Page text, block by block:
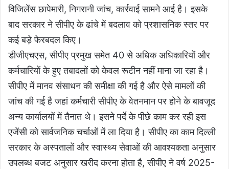
विजिलेंस छापेमारी, निगरानी जांच, कार्रवाई सामने आई है। इसके
बाद सरकार ने सीपीए के ढांचे में बदलाव को प्रशासनिक स्तर पर
कई बड़े फेरबदल किए।
डीजीएचएस, सीपीए प्रमुख समेत 40 से अधिक अधिकारियों और
कर्मचारियों के हुए तबादलों को केवल रूटीन नहीं माना जा रहा है।
सीपीए में मानव संसाधन की समीक्षा की गई है और ऐसे मामलों की
जांच की गई है जहां कर्मचारी सीपीए के वेतनमान पर होने के बावजूद
अन्य कार्यालयों में तैनात थे। इसने पर्दे के पीछे काम कर रही इस
एजेंसी को सार्वजनिक चर्चाओं में ला दिया है। सीपीए का काम दिल्ली
सरकार के अस्पतालों और स्वास्थ्य सेवाओं की आवश्यकता अनुसार
उपलब्ध बजट अनुसार खरीद करना होता है, सीपीए ने वर्ष 2025-